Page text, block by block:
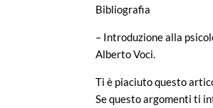
Bibliografia
– Introduzione alla
Alberto Voci.
Ti è piaciuto questo
Se questo argomenti ti